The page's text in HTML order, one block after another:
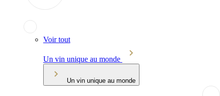
Voir tout
Un vin unique au monde
Un vin unique au monde